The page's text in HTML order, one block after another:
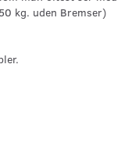
kg. uden Bremser)